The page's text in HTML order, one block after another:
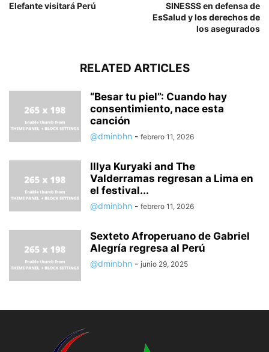
Elefante visitará Perú
SINESSS en defensa de
EsSalud y los derechos de
los asegurados
RELATED ARTICLES
“Besar tu piel”: Cuando hay
consentimiento, nace esta
canción
@dminbhn - febrero 11, 2026
Illya Kuryaki and The
Valderramas regresan a Lima en
el festival...
@dminbhn - febrero 11, 2026
Sexteto Afroperuano de Gabriel
Alegría regresa al Perú
@dminbhn - junio 29, 2025